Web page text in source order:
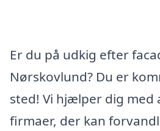
Er du på udkig efter
Nørskovlund? Du er
sted! Vi hjælper dig med
firmaer, der kan